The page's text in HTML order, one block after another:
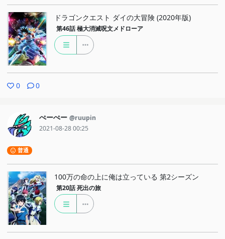
ドラゴンクエスト ダイの大冒険 (2020年版)
第46話 極大消滅呪文メドローア
0 0
ぺーぺー @ruupin
2021-08-28 00:25
普通
100万の命の上に俺は立っている 第2シーズン
第20話 死出の旅